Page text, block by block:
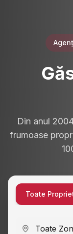
Din anul
frumoase
Toate
Toate